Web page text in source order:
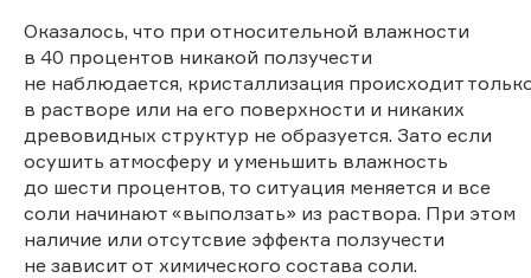
Оказалось, что при относительной влажности
в 40 процентов никакой ползучести
не наблюдается, кристаллизация происходит
в растворе или на его поверхности и никаких
древовидных структур не образуется. Зато если
осушить атмосферу и уменьшить влажность
до шести процентов, то ситуация меняется и все
соли начинают «выползать» из раствора. При этом
наличие или отсутсвие эффекта ползучести
не зависит от химического состава соли.